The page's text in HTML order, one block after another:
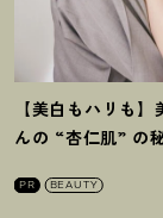
【美白もハリも
んの “杏仁肌” の
PR BEAUTY